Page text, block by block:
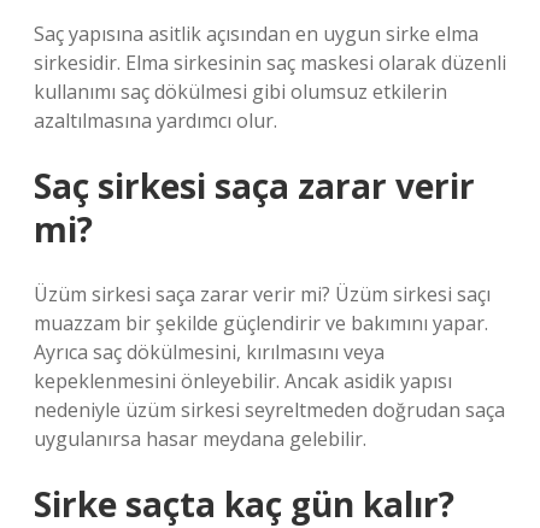
Saç yapısına asitlik açısından en uygun sirke elma
sirkesidir. Elma sirkesinin saç maskesi olarak düzenli
kullanımı saç dökülmesi gibi olumsuz etkilerin
azaltılmasına yardımcı olur.
Saç sirkesi saça zarar verir
mi?
Üzüm sirkesi saça zarar verir mi? Üzüm sirkesi saçı
muazzam bir şekilde güçlendirir ve bakımını yapar.
Ayrıca saç dökülmesini, kırılmasını veya
kepeklenmesini önleyebilir. Ancak asidik yapısı
nedeniyle üzüm sirkesi seyreltmeden doğrudan saça
uygulanırsa hasar meydana gelebilir.
Sirke saçta kaç gün kalır?